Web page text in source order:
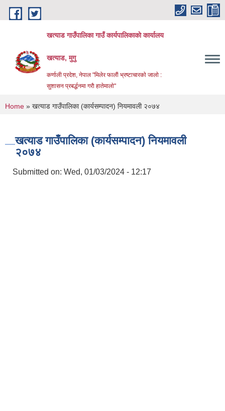
Skip to main content
खत्याड गाउँपालिका गाउँ कार्यपालिकाकाे कार्यालय
खत्याड, मुगु
कर्णाली प्रदेश, नेपाल "मिलेर फालाैं भ्रष्टाचारकाे जालाे :
सुशासन प्रबर्द्धनमा गराै‌ हातेमालाे"
You are here
Home » खत्याड गाउँपालिका (कार्यसम्पादन) नियमावली २०७४
खत्याड गाउँपालिका (कार्यसम्पादन) नियमावली
२०७४
Submitted on: Wed, 01/03/2024 - 12:17